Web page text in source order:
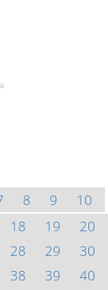
8 9
10
18 19
20
28 29
30
38 39
40